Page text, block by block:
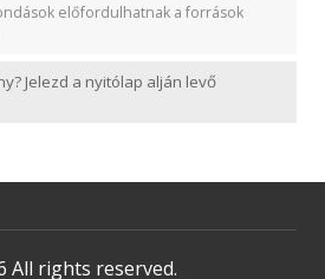
előfordulhatnak a források
Jelezd a nyitólap alján levő
All rights reserved.